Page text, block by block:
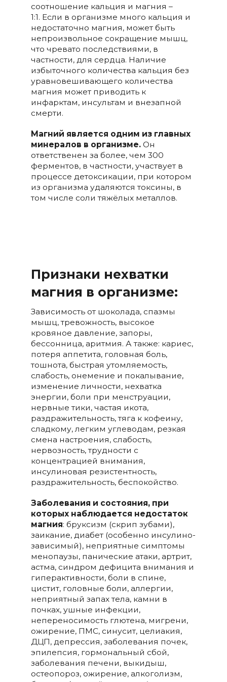
соотношение кальция и магния –
1:1. Если в организме много кальция и
недостаточно магния, может быть
непроизвольное сокращение мышц,
что чревато последствиями, в
частности, для сердца. Наличие
избыточного количества кальция без
уравновешивающего количества
магния может приводить к
инфарктам, инсультам и внезапной
смерти.
Магний является одним из главных
минералов в организме.Он
ответственен за более, чем 300
ферментов, в частности, участвует в
процессе детоксикации, при котором
из организма удаляются токсины, в
том числе соли тяжёлых металлов.
Признаки нехватки
магния в организме:
Зависимость от шоколада, спазмы
мышц, тревожность, высокое
кровяное давление, запоры,
бессонница, аритмия. А также: кариес,
потеря аппетита, головная боль,
тошнота, быстрая утомляемость,
слабость, онемение и покалывание,
изменение личности, нехватка
энергии, боли при менструации,
нервные тики, частая икота,
раздражительность, тяга к кофеину,
сладкому, легким углеводам, резкая
смена настроения, слабость,
нервозность, трудности с
концентрацией внимания,
инсулиновая резистентность,
раздражительность, беспокойство.
Заболевания и состояния, при
которых наблюдается недостаток
магния: бруксизм (скрип зубами),
заикание, диабет (особенно инсулино-
зависимый), неприятные симптомы
менопаузы, панические атаки, артрит,
астма, синдром дефицита внимания и
гиперактивности, боли в спине,
цистит, головные боли, аллергии,
неприятный запах тела, камни в
почках, ушные инфекции,
непереносимость глютена, мигрени,
ожирение, ПМС, синусит, целиакия,
ДЦП, депрессия, заболевания почек,
эпилепсия, гормональный сбой,
заболевания печени, выкидыш,
остеопороз, ожирение, алкоголизм,